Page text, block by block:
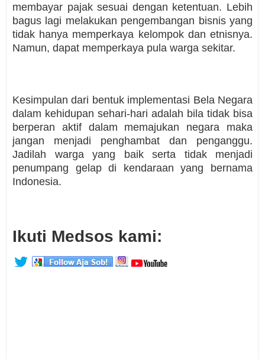
membayar pajak sesuai dengan ketentuan. Lebih
bagus lagi melakukan pengembangan bisnis yang
tidak hanya memperkaya kelompok dan etnisnya.
Namun, dapat memperkaya pula warga sekitar.
Kesimpulan dari bentuk implementasi Bela Negara
dalam kehidupan sehari-hari adalah bila tidak bisa
berperan aktif dalam memajukan negara maka
jangan menjadi penghambat dan penganggu.
Jadilah warga yang baik serta tidak menjadi
penumpang gelap di kendaraan yang bernama
Indonesia.
Ikuti Medsos kami: